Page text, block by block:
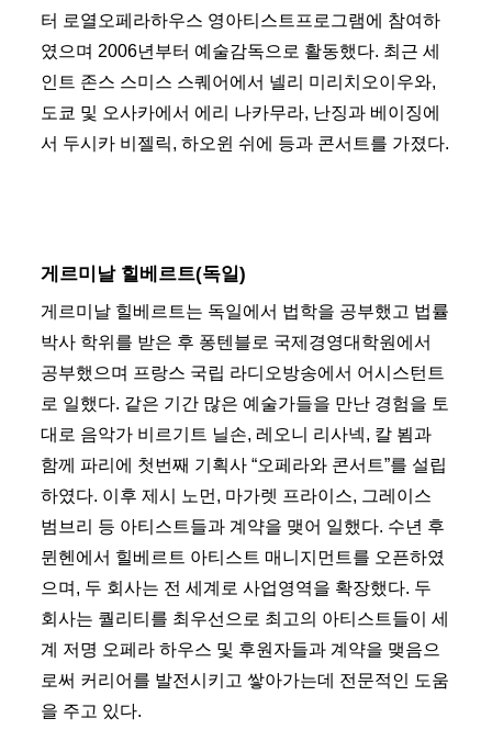
터 로열오페라하우스 영아티스트프로그램에 참여하
였으며 2006년부터 예술감독으로 활동했다. 최근 세
인트 존스 스미스 스퀘어에서 넬리 미리치오이우와,
도쿄 및 오사카에서 에리 나카무라, 난징과 베이징에
서 두시카 비젤릭, 하오윈 쉬에 등과 콘서트를 가졌다.
게르미날 힐베르트(독일)
게르미날 힐베르트는 독일에서 법학을 공부했고 법률
박사 학위를 받은 후 퐁텐블로 국제경영대학원에서
공부했으며 프랑스 국립 라디오방송에서 어시스턴트
로 일했다. 같은 기간 많은 예술가들을 만난 경험을 토
대로 음악가 비르기트 닐손, 레오니 리사넥, 칼 뵘과
함께 파리에 첫번째 기획사 “오페라와 콘서트”를 설립
하였다. 이후 제시 노먼, 마가렛 프라이스, 그레이스
범브리 등 아티스트들과 계약을 맺어 일했다. 수년 후
뮌헨에서 힐베르트 아티스트 매니지먼트를 오픈하였
으며, 두 회사는 전 세계로 사업영역을 확장했다. 두
회사는 퀄리티를 최우선으로 최고의 아티스트들이 세
계 저명 오페라 하우스 및 후원자들과 계약을 맺음으
로써 커리어를 발전시키고 쌓아가는데 전문적인 도움
을 주고 있다.